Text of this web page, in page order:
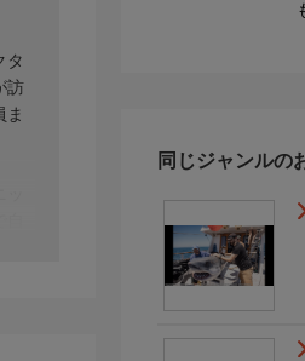
タ
訪
ま
同じジャンルの